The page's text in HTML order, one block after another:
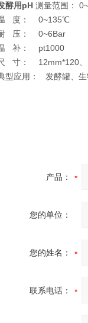
酵用pH 测量范围：
度： 0~135℃
压： 0~6Bar
补： pt1000
寸： 12mm*120、
型应用： 发酵罐、生
产品：
您的单位：
您的姓名：
联系电话：